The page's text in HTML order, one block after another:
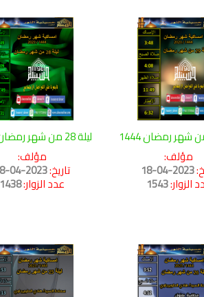
مؤلف:
2023-04-18
الزوار:1543
ليلة 28 من شهر رمضان 1444
مؤلف:
تاريخ:2023-04-18
عدد الزوار:1438